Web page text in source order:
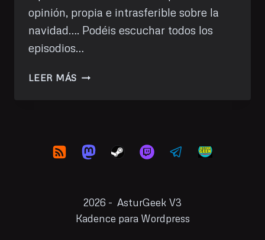
opinión, propia e intrasferible sobre la
navidad…. Podéis escuchar todos los
episodios…
LEER MÁS PODCAST
2026 - AsturGeek V3
Kadence para Wordpress